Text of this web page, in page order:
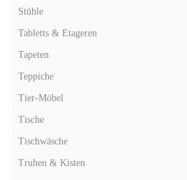
Stühle
Tabletts & Etageren
Tapeten
Teppiche
Tier-Möbel
Tische
Tischwäsche
Truhen & Kisten